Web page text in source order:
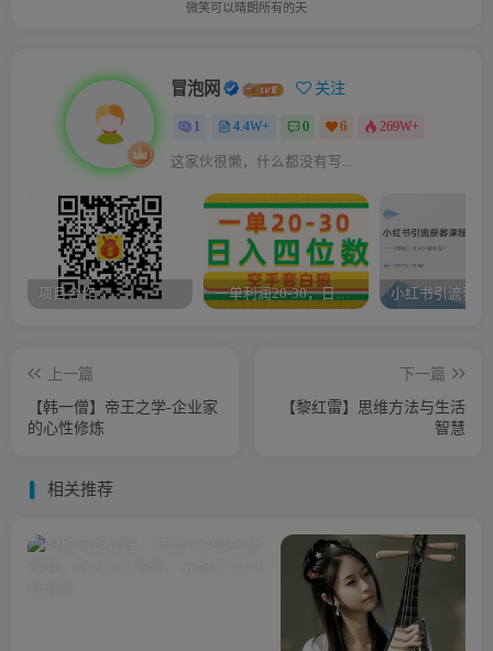
微笑可以晴朗所有的天
冒泡网 关注
1 4.4W+ 0 6 269W+
这家伙很懒，什么都没有写...
项目合作 一单利润20-30，日入四位数，空手套白狼，只要做就能赚，简单无套路
上一篇
【韩一僧】帝王之学-企业家
的心性修炼
下一篇
【黎红雷】思维方法与生活
智慧
相关推荐